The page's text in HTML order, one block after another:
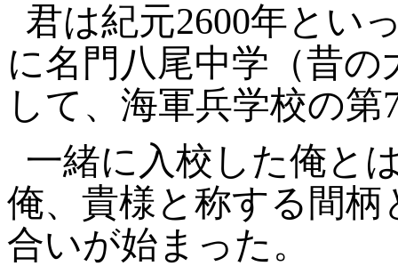
君は紀元2600年とい
に名門八尾中学（昔
して、海軍兵学校の
一緒に入校した俺と
俺、貴様と称する間
合いが始まった。